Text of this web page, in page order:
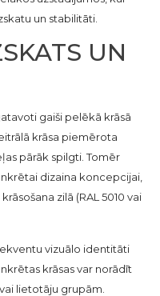
un stabilitāti.
UN
gaiši pelēkā krāsā
krāsa piemērota
pārāk spilgti. Tomēr
dizaina koncepcijai,
zilā (RAL 5010 vai
vizuālo identitāti
krāsas var norādīt
lietotāju grupām.